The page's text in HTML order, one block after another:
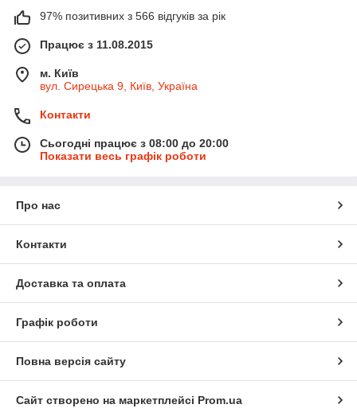
97% позитивних з 566 відгуків за рік
Працює з 11.08.2015
м. Київ
вул. Сирецька 9, Київ, Україна
Контакти
Сьогодні працює з 08:00 до 20:00
Показати весь графік роботи
Про нас
Контакти
Доставка та оплата
Графік роботи
Повна версія сайту
Сайт створено на маркетплейсі Prom.ua